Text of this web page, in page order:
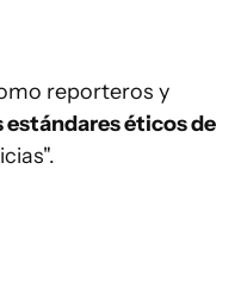
reporteros y
estándares éticos de